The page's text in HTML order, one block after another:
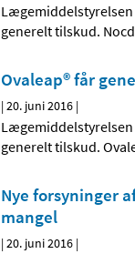
Lægemiddelstyrelsen
generelt tilskud.
Ovaleap® får
|20. juni 2016 |
Lægemiddelstyrelsen
generelt tilskud.
Nye forsyninger
mangel
|20. juni 2016 |